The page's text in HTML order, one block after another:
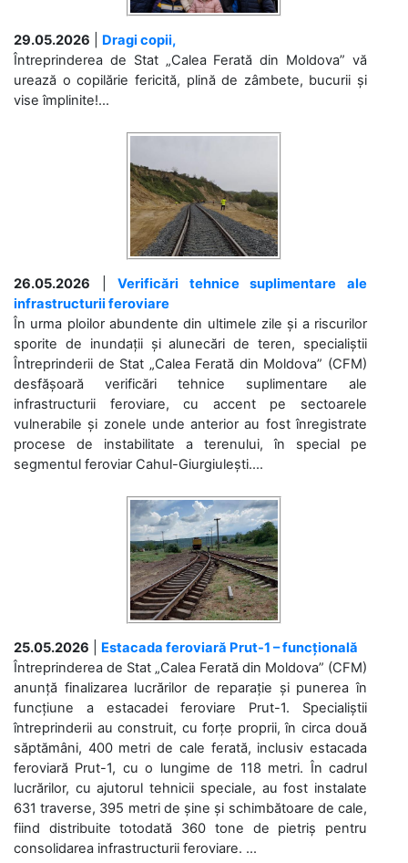
29.05.2026
Dragi copii,
Întreprinderea de Stat „Calea Ferată din Moldova” vă
urează o copilărie fericită, plină de zâmbete, bucurii și
vise împlinite!...
26.05.2026 |Verificări tehnice suplimentare ale
infrastructurii feroviare
În urma ploilor abundente din ultimele zile și a riscurilor
sporite de inundații și alunecări de teren, specialiștii
Întreprinderii de Stat „Calea Ferată din Moldova” (CFM)
desfășoară verificări tehnice suplimentare ale
infrastructurii feroviare, cu accent pe sectoarele
vulnerabile și zonele unde anterior au fost înregistrate
procese de instabilitate a terenului, în special pe
segmentul feroviar Cahul-Giurgiulești....
25.05.2026
Estacada feroviară Prut-1 – funcțională
Întreprinderea de Stat „Calea Ferată din Moldova” (CFM)
anunță finalizarea lucrărilor de reparație și punerea în
funcțiune a estacadei feroviare Prut-1. Specialiștii
întreprinderii au construit, cu forțe proprii, în circa două
săptămâni, 400 metri de cale ferată, inclusiv estacada
feroviară Prut-1, cu o lungime de 118 metri. În cadrul
lucrărilor, cu ajutorul tehnicii speciale, au fost instalate
631 traverse, 395 metri de șine și schimbătoare de cale,
fiind distribuite totodată 360 tone de pietriș pentru
consolidarea infrastructurii feroviare. ...